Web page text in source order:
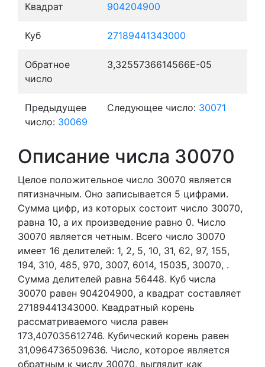
Квадрат 904204900
Куб 27189441343000
Обратное
число
3,3255736614566E-05
Предыдущее
число: 30069
Следующее число: 30071
Описание числа 30070
Целое положительное число 30070 является
пятизначным. Оно записывается 5 цифрами.
Сумма цифр, из которых состоит число 30070,
равна 10, а их произведение равно 0. Число
30070 является четным. Всего число 30070
имеет 16 делителей: 1, 2, 5, 10, 31, 62, 97, 155,
194, 310, 485, 970, 3007, 6014, 15035, 30070, .
Сумма делителей равна 56448. Куб числа
30070 равен 904204900, а квадрат составляет
27189441343000. Квадратный корень
рассматриваемого числа равен
173,407035612746. Кубический корень равен
31,0964736509636. Число, которое является
обратным к числу 30070, выглядит как